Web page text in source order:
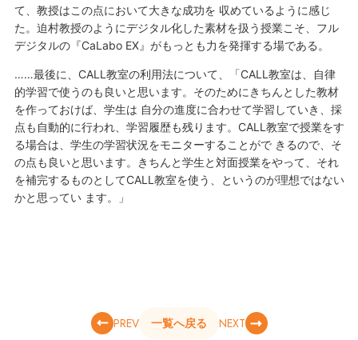
て、教授はこの点において大きな成功を 収めているように感じ
た。迫村教授のようにデジタル化した素材を扱う授業こそ、フル
デジタルの『CaLabo EX』がもっとも力を発揮する場である。
……最後に、CALL教室の利用法について、「CALL教室は、自律
的学習で使うのも良いと思います。そのためにきちんとした教材
を作っておけば、学生は 自分の進度に合わせて学習していき、採
点も自動的に行われ、学習履歴も残ります。CALL教室で授業をす
る場合は、学生の学習状況をモニターすることがで きるので、そ
の点も良いと思います。きちんと学生と対面授業をやって、それ
を補完するものとしてCALL教室を使う、というのが理想ではない
かと思ってい ます。」
PREV 一覧へ戻る NEXT